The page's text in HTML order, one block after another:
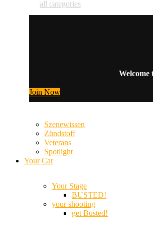
all categories
Welcome
Join Now
Szenewissen
Zündstoff
Veterans
Spotlight
Your Car
Your Stage
BUSTED!
your shooting
get Busted!